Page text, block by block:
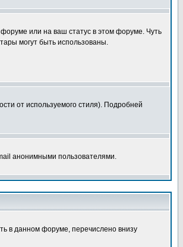
или на ваш статус в этом форуме. Чуть
могут быть использованы.
от используемого стиля). Подробней
анонимными пользователями.
в данном форуме, перечислено внизу